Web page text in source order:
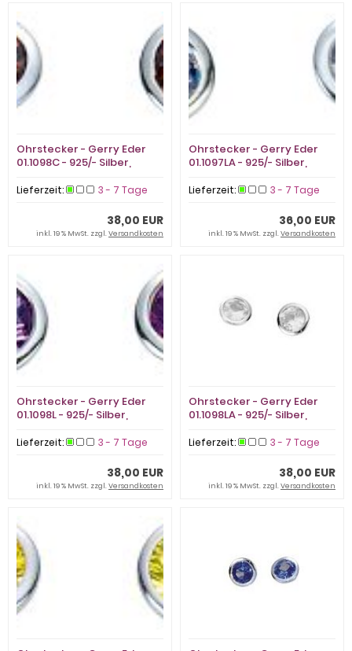
Ohrstecker - Gerry Eder
01.1098C - 925/- Silber,
Lieferzeit: 3 - 7 Tage
38,00 EUR
inkl. 19 % MwSt. zzgl.Versandkosten
Ohrstecker - Gerry Eder
01.1097LA - 925/- Silber,
Lieferzeit: 3 - 7 Tage
36,00 EUR
inkl. 19 % MwSt. zzgl.Versandkosten
Ohrstecker - Gerry Eder
01.1098L - 925/- Silber,
Lieferzeit: 3 - 7 Tage
38,00 EUR
inkl. 19 % MwSt. zzgl.Versandkosten
Ohrstecker - Gerry Eder
01.1098LA - 925/- Silber,
Lieferzeit: 3 - 7 Tage
38,00 EUR
inkl. 19 % MwSt. zzgl.Versandkosten